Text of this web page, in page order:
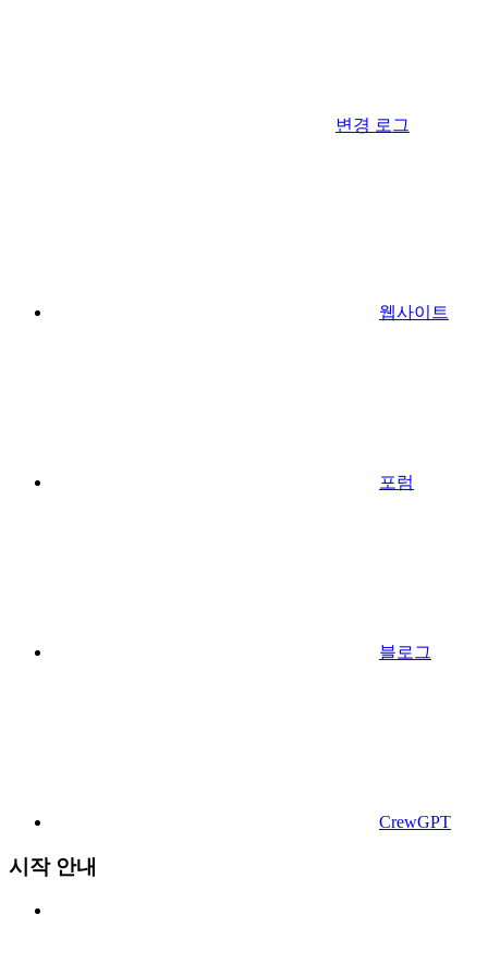
변경 로그
웹사이트
포럼
블로그
CrewGPT
시작 안내